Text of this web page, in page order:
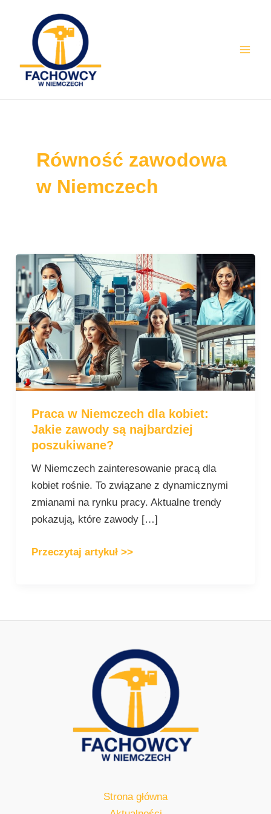
content
Równość zawodowa
w Niemczech
Praca w Niemczech dla kobiet:
Jakie zawody są najbardziej
poszukiwane?
W Niemczech zainteresowanie pracą dla
kobiet rośnie. To związane z dynamicznymi
zmianami na rynku pracy. Aktualne trendy
pokazują, które zawody […]
Praca
w
Niemczech
dla
kobiet:
Jakie
zawody
są
poszukiwane?
Przeczytaj artykuł >>
Strona główna